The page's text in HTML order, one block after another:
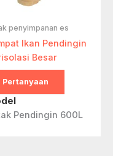
penyimpanan es
Ikan Pendingin
Besar
Pertanyaan
Pendingin 600L